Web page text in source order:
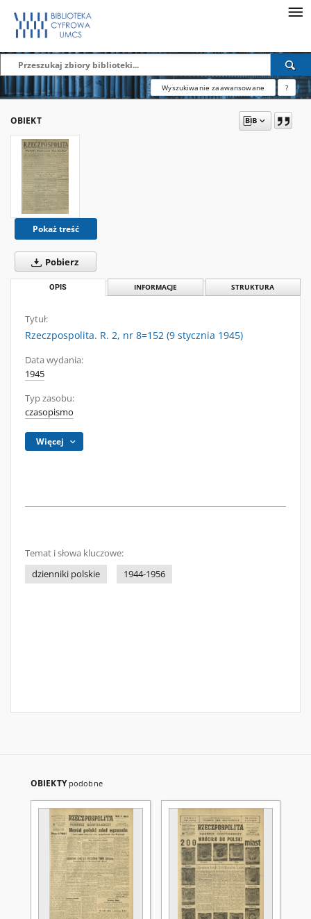
Wyszukiwanie zaawansowane ?
OBIEKT
Pokaż treść
Pobierz
OPIS INFORMACJE STRUKTURA
Tytuł:
Rzeczpospolita. R. 2, nr 8=152 (9 stycznia 1945)
Data wydania:
1945
Typ zasobu:
czasopismo
Więcej
Temat i słowa kluczowe:
dzienniki polskie
1944-1956
OBIEKTY podobne